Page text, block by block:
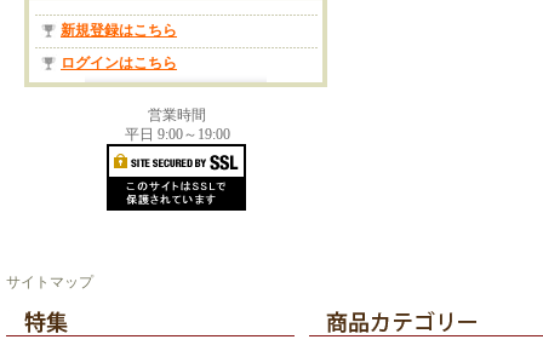
新規登録はこちら
ログインはこちら
営業時間
平日 9:00～19:00
サイトマップ